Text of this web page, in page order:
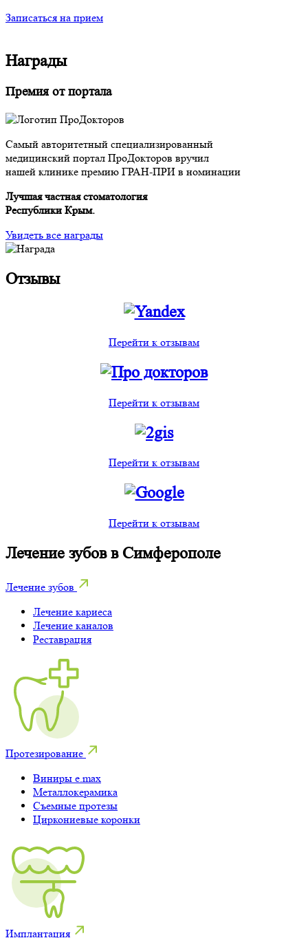
Записаться на прием
Награды
Премия от портала
Самый авторитетный специализированный
медицинский портал ПроДокторов вручил
нашей клинике премию ГРАН-ПРИ в номинации
Лучшая частная стоматология
Республики Крым.
Увидеть все награды
Отзывы
Перейти к отзывам
Перейти к отзывам
Перейти к отзывам
Перейти к отзывам
Лечение зубов в Симферополе
Лечение зубов
Лечение кариеса
Лечение каналов
Реставрация
Протезирование
Виниры e.max
Металлокерамика
Съемные протезы
Циркониевые коронки
Имплантация